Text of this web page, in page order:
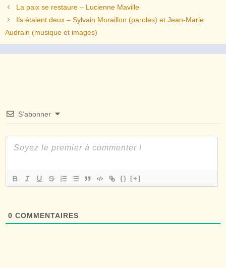
La paix se restaure – Lucienne Maville
Ils étaient deux – Sylvain Moraillon (paroles) et Jean-Marie
Audrain (musique et images)
S’abonner
{} [+]
0 COMMENTAIRES